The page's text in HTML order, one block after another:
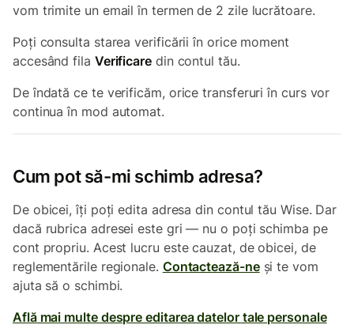
vom trimite un email în termen de 2 zile lucrătoare.
Poți consulta starea verificării în orice moment
accesând fila Verificare din contul tău.
De îndată ce te verificăm, orice transferuri în curs vor
continua în mod automat.
Cum pot să-mi schimb adresa?
De obicei, îți poți edita adresa din contul tău Wise. Dar
dacă rubrica adresei este gri — nu o poți schimba pe
cont propriu. Acest lucru este cauzat, de obicei, de
reglementările regionale. Contactează-neși te vom
ajuta să o schimbi.
Află mai multe despre editarea datelor tale personale